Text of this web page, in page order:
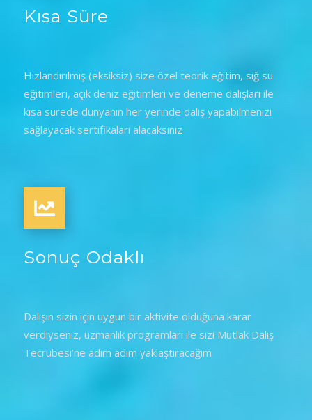
Kısa Süre
Hızlandırılmış (eksiksiz) size özel teorik eğitim, sığ su
eğitimleri, açık deniz eğitimleri ve deneme dalışları ile
kısa sürede dünyanın her yerinde dalış yapabilmenizi
sağlayacak sertifikaları alacaksınız
Sonuç Odaklı
Dalışın sizin için uygun bir aktivite olduğuna karar
verdiyseniz, uzmanlık programları ile sizi Mutlak Dalış
Tecrübesi’ne adım adım yaklaştıracağım